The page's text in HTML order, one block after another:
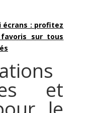
écrans : profitez
sur tous
et